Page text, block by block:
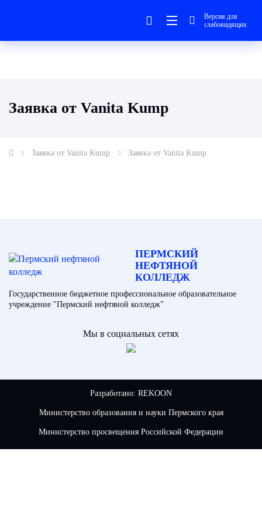
Версия для
слабовидящих
Заявка от Vanita Kump
Заявка от Vanita Kump Заявка от Vanita Kump
ПЕРМСКИЙ
НЕФТЯНОЙ
КОЛЛЕДЖ
Государственное бюджетное профессиональное образовательное
учреждение "Пермский нефтяной колледж"
Мы в социальных сетях
Разработано: REKOON
Министерство образования и науки Пермского края
Министерство просвещения Российской Федерации